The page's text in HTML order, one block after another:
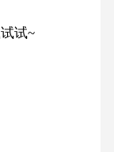
试~